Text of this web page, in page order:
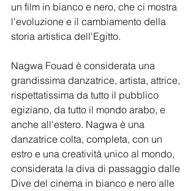
un film in bianco e nero, che ci mostra
l'evoluzione e il cambiamento della
storia artistica dell'Egitto.
Nagwa Fouad è considerata una
grandissima danzatrice, artista, attrice,
rispettatissima da tutto il pubblico
egiziano, da tutto il mondo arabo, e
anche all'estero. Nagwa è una
danzatrice colta, completa, con un
estro e una creatività unico al mondo,
considerata la diva di passaggio dalle
Dive del cinema in bianco e nero alle